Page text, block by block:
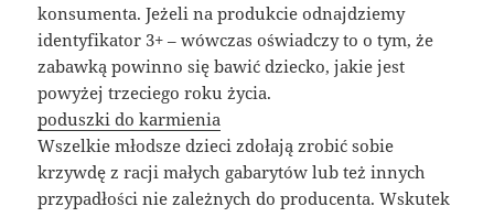
konsumenta. Jeżeli na produkcie odnajdziemy
identyfikator 3+ – wówczas oświadczy to o tym, że
zabawką powinno się bawić dziecko, jakie jest
powyżej trzeciego roku życia.
poduszki do karmienia
Wszelkie młodsze dzieci zdołają zrobić sobie
krzywdę z racji małych gabarytów lub też innych
przypadłości nie zależnych do producenta. Wskutek